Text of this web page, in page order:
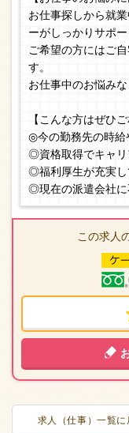
お仕事探しから就
ーがしっかりサポー
ご希望の方にはご
す。
お仕事中のお悩み
【こんな方はぜひ
◎今の勤務先の時給
◎資格取得でキャリ
◎福利厚生が充実し
◎現在の派遣会社
この求人
求人（仕事）一覧に